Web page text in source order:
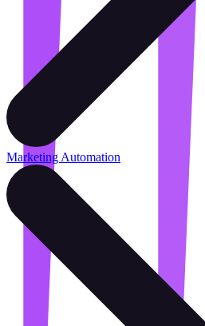
Marketing Automation